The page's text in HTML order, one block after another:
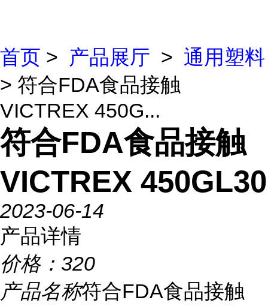
首页 > 产品展厅 > 通用塑料
> 符合FDA食品接触
VICTREX 450G...
符合FDA食品接触
VICTREX 450GL30
2023-06-14
产品详情
价格： 320
产品名称符合FDA食品接触